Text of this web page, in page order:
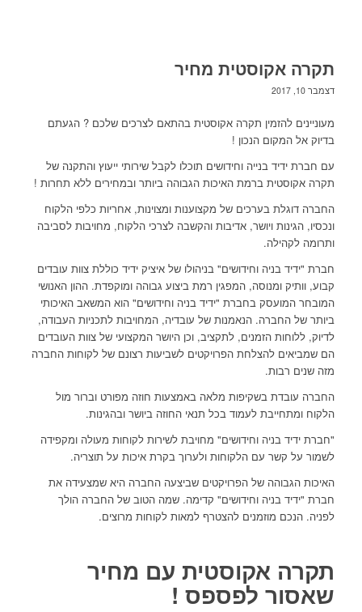
תקרה אקוסטית מחיר
דצמבר 10, 2017
מעוניינים להזמין תקרה אקוסטית בהתאם לצרכים שלכם ? הגעתם
בדיוק אל המקום הנכון !
עם חברת ידיד בנייה וחידושים תוכלו לקבל שירותי ייעוץ והתקנה של
תקרה אקוסטית ברמת האיכות הגבוהה ביותר ובמחירים ללא תחרות !
החברה דוגלת בערכים של מקצוענות ומצוינות, אחריות כלפי הלקוח
ונכסיו, הגינות ויושר, אדיבות והקשבה לצרכי הלקוח, מחויבות לסביבה
ותרומה לקהילה.
חברת "ידיד בניה וחידושים" בניהולו של איציק ידיד כוללת צוות עובדים
קבוע, וותיק ומנוסה, המפגין רמת ביצוע גבוהה ומוקפדת. ההון האנושי
המובחר המועסק בחברת "ידיד בניה וחידושים" הוא המשאב האיכותי
ביותר של החברה. הנאמנות של עובדיה, המחויבות לתכניות העבודה,
לדיוק, ללוחות הזמנים, לתקציב, וכן היושר המקצועי של צוות העובדים
הם שמביאים להצלחת הפרויקטים לשביעות רצונם של לקוחות החברה
מזה שנים רבות.
החברה עובדת בשקיפות מלאה באמצעות חוזה מפורט וברור מול
הלקוח ומתחייבת לעמוד בכל תנאי החוזה ביושר ובהגינות.
"חברת ידיד בניה וחידושים" מחויבת לשירות לקוחות מעולה ומקפידה
לשמור על קשר עם הלקוחות ולערוך בקרת איכות על תוצריה.
האיכות הגבוהה של הפרויקטים שביצעה החברה היא שמצעידה את
חברת "ידיד בניה וחידושים" קדימה. שמה הטוב של החברה הולך
לפניה. הנכם מוזמנים להצטרף למאות לקוחות מרוצים.
תקרה אקוסטית עם מחיר
שאסור לפספס !